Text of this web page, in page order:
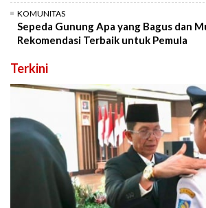
KOMUNITAS
Sepeda Gunung Apa yang Bagus dan
Rekomendasi Terbaik untuk Pemula
Terkini